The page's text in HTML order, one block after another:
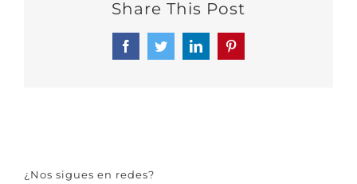
Share This Post
FacebookTwitterLinkedInPinterest
¿Nos sigues en redes?